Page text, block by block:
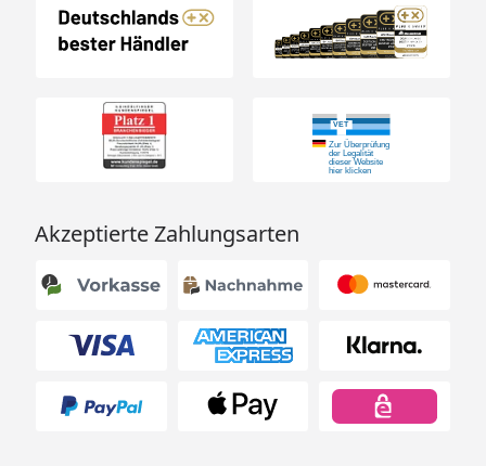
Akzeptierte Zahlungsarten